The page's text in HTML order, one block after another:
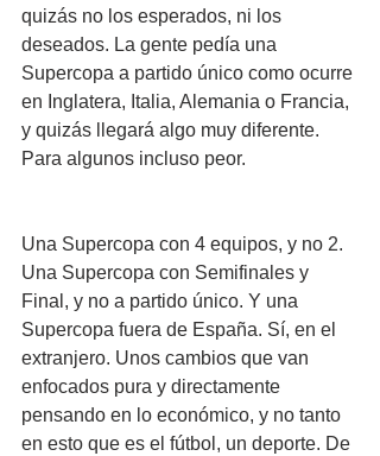
quizás no los esperados, ni los
deseados. La gente pedía una
Supercopa a partido único como ocurre
en Inglatera, Italia, Alemania o Francia,
y quizás llegará algo muy diferente.
Para algunos incluso peor.
Una Supercopa con 4 equipos, y no 2.
Una Supercopa con Semifinales y
Final, y no a partido único. Y una
Supercopa fuera de España. Sí, en el
extranjero. Unos cambios que van
enfocados pura y directamente
pensando en lo económico, y no tanto
en esto que es el fútbol, un deporte. De